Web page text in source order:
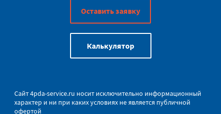
Оставить заявку
Калькулятор
Сайт4pda-service.ru носит исключительно информационный
характер и ни при каких условиях не является публичной
офертой